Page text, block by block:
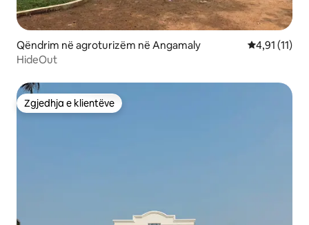
Qëndrim në agroturizëm në Angamaly Vlerësimi
4,91 (11)
HideOut
Zgjedhja e klientëve
Zgjedhja e klientëve